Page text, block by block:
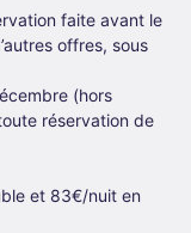
faite avant le
offres, sous
(hors
réservation de
et 83€/nuit en